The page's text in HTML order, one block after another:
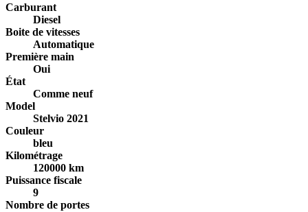
Carburant
Diesel
Boite de vitesses
Automatique
Première main
Oui
État
Comme neuf
Model
Stelvio 2021
Couleur
bleu
Kilométrage
120000 km
Puissance fiscale
9
Nombre de portes